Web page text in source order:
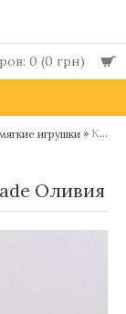
0 (0 грн)
игрушки » Коллекционная кукла handmade Оливия
Оливия